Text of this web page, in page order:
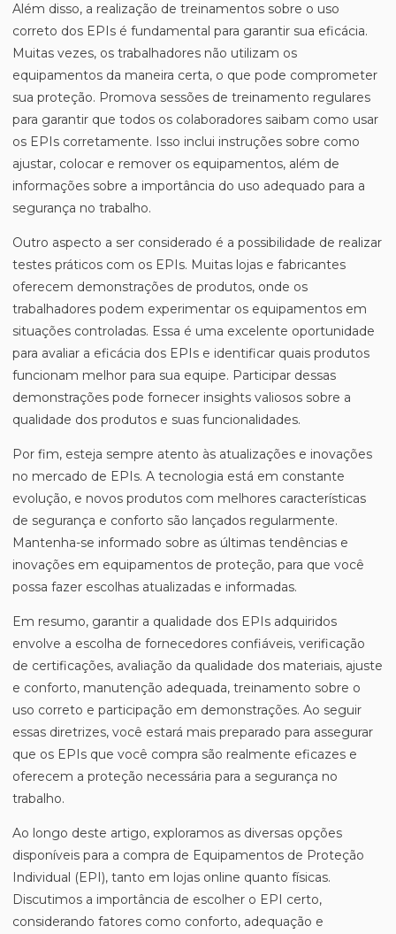
Além disso, a realização de treinamentos sobre o uso
correto dos EPIs é fundamental para garantir sua eficácia.
Muitas vezes, os trabalhadores não utilizam os
equipamentos da maneira certa, o que pode comprometer
sua proteção. Promova sessões de treinamento regulares
para garantir que todos os colaboradores saibam como usar
os EPIs corretamente. Isso inclui instruções sobre como
ajustar, colocar e remover os equipamentos, além de
informações sobre a importância do uso adequado para a
segurança no trabalho.
Outro aspecto a ser considerado é a possibilidade de realizar
testes práticos com os EPIs. Muitas lojas e fabricantes
oferecem demonstrações de produtos, onde os
trabalhadores podem experimentar os equipamentos em
situações controladas. Essa é uma excelente oportunidade
para avaliar a eficácia dos EPIs e identificar quais produtos
funcionam melhor para sua equipe. Participar dessas
demonstrações pode fornecer insights valiosos sobre a
qualidade dos produtos e suas funcionalidades.
Por fim, esteja sempre atento às atualizações e inovações
no mercado de EPIs. A tecnologia está em constante
evolução, e novos produtos com melhores características
de segurança e conforto são lançados regularmente.
Mantenha-se informado sobre as últimas tendências e
inovações em equipamentos de proteção, para que você
possa fazer escolhas atualizadas e informadas.
Em resumo, garantir a qualidade dos EPIs adquiridos
envolve a escolha de fornecedores confiáveis, verificação
de certificações, avaliação da qualidade dos materiais, ajuste
e conforto, manutenção adequada, treinamento sobre o
uso correto e participação em demonstrações. Ao seguir
essas diretrizes, você estará mais preparado para assegurar
que os EPIs que você compra são realmente eficazes e
oferecem a proteção necessária para a segurança no
trabalho.
Ao longo deste artigo, exploramos as diversas opções
disponíveis para a compra de Equipamentos de Proteção
Individual (EPI), tanto em lojas online quanto físicas.
Discutimos a importância de escolher o EPI certo,
considerando fatores como conforto, adequação e